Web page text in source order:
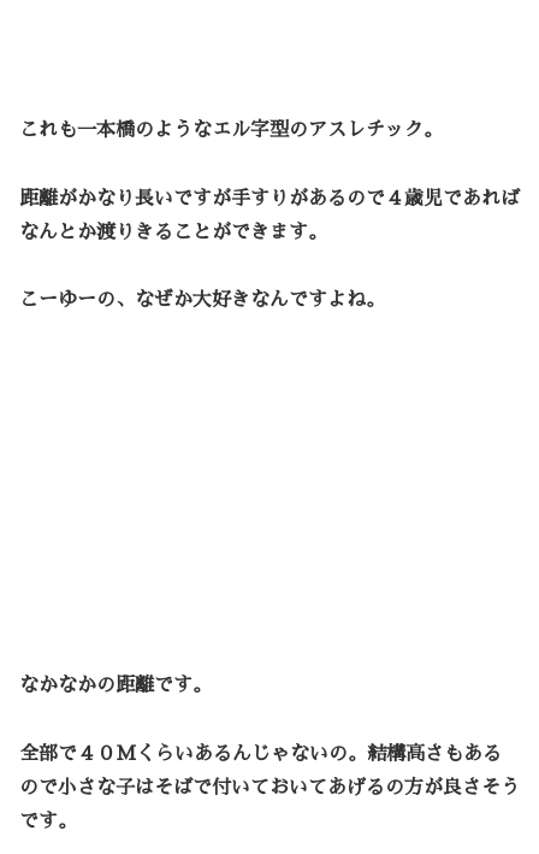
これも一本橋のようなエル字型のアスレチック。
距離がかなり長いですが手すりがあるので４歳児であれば
なんとか渡りきることができます。
こーゆーの、なぜか大好きなんですよね。
なかなかの距離です。
全部で４０Mくらいあるんじゃないの。結構高さもある
ので小さな子はそばで付いておいてあげるの方が良さそう
です。